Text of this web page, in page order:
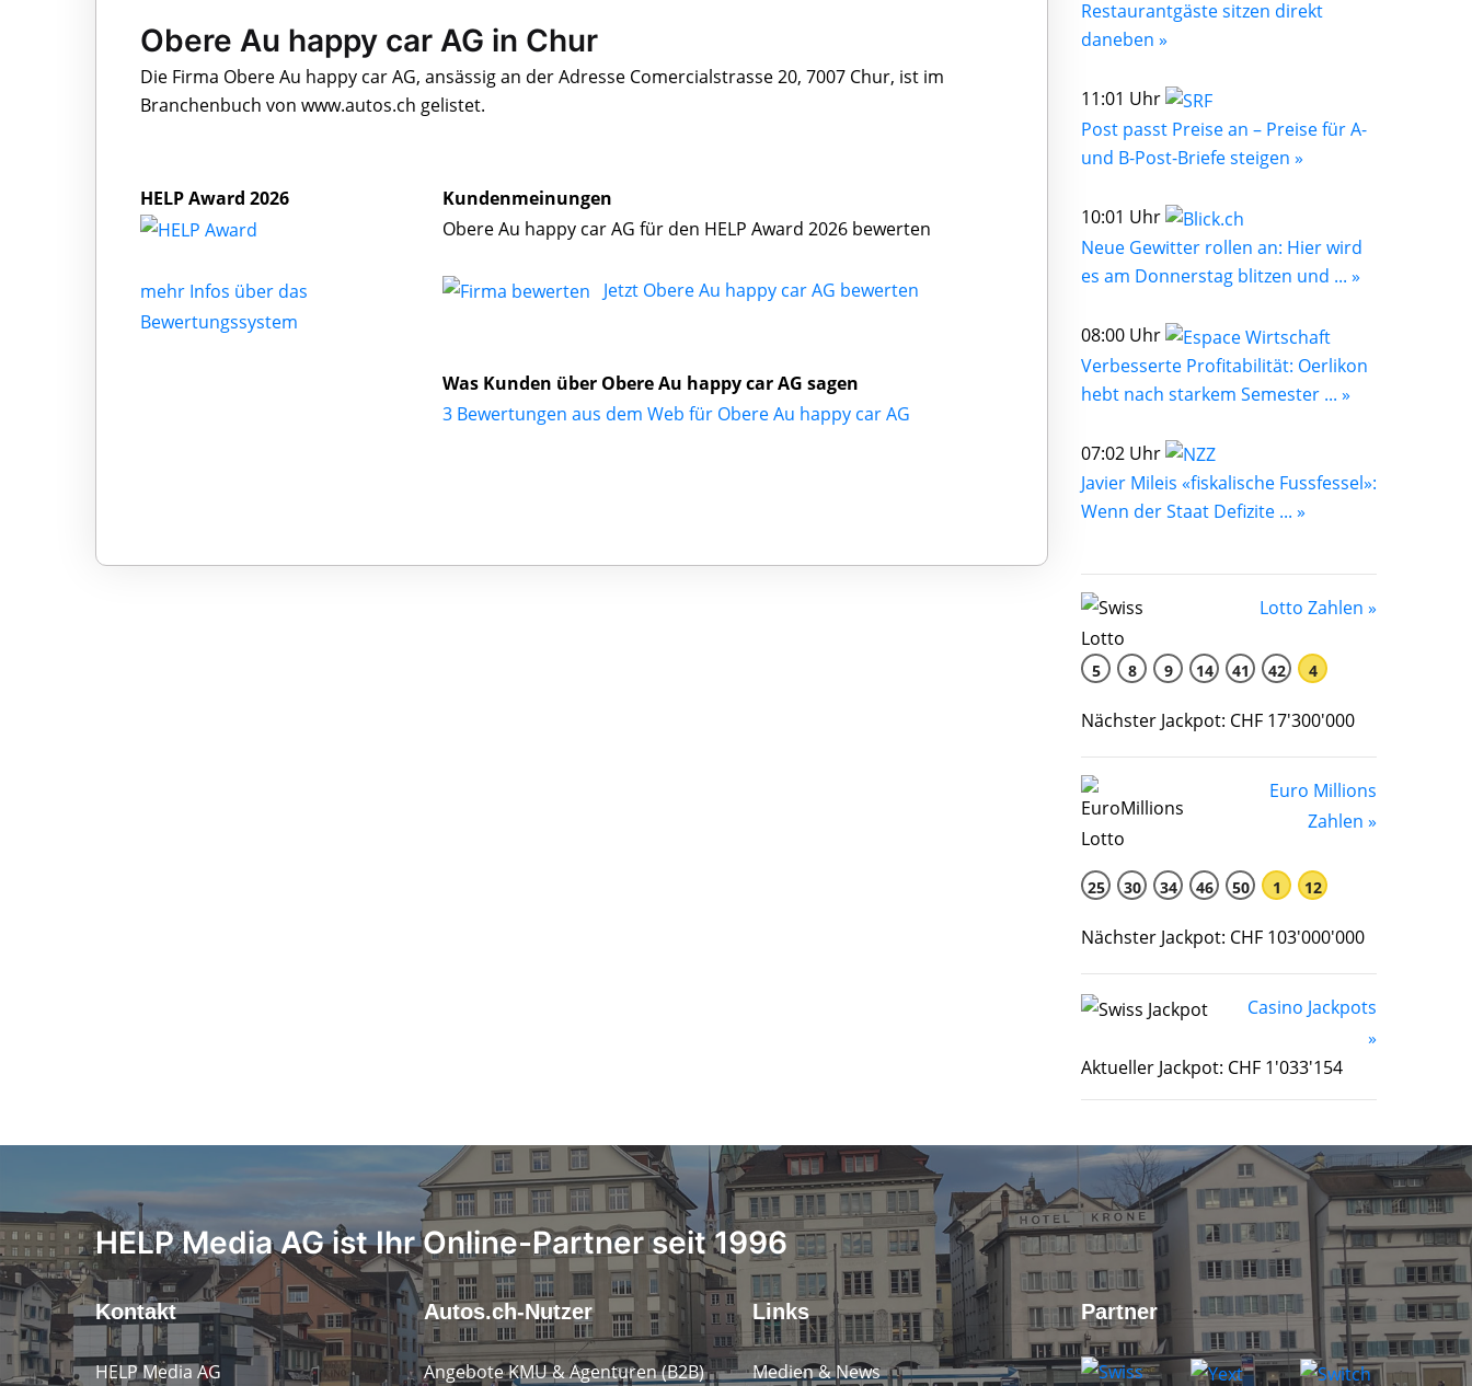
Obere Au happy car AG in Chur
Die Firma Obere Au happy car AG, ansässig an der Adresse Comercialstrasse 20, 7007 Chur, ist im
Branchenbuch von www.autos.ch gelistet.
HELP Award 2026
mehr Infos über das
Bewertungssystem
Kundenmeinungen
Obere Au happy car AG für den HELP Award 2026 bewerten
Jetzt Obere Au happy car AG bewerten
Was Kunden über Obere Au happy car AG sagen
3 Bewertungen aus dem Web für Obere Au happy car AG
Restaurantgäste sitzen direkt
daneben »
11:01 Uhr
Post passt Preise an – Preise für A-
und B-Post-Briefe steigen »
10:01 Uhr
Neue Gewitter rollen an: Hier wird
es am Donnerstag blitzen und ... »
08:00 Uhr
Verbesserte Profitabilität: Oerlikon
hebt nach starkem Semester ... »
07:02 Uhr
Javier Mileis «fiskalische Fussfessel»:
Wenn der Staat Defizite ... »
Lotto Zahlen »
5 8 9 14 41 42 4
Nächster Jackpot: CHF 17'300'000
Euro Millions
Zahlen »
25 30 34 46 50 1 12
Nächster Jackpot: CHF 103'000'000
Casino Jackpots
»
Aktueller Jackpot: CHF 1'033'154
HELP Media AG ist Ihr Online-Partner seit 1996
Kontakt
HELP Media AG
Autos.ch-Nutzer
Angebote KMU & Agenturen (B2B)
Links
Medien & News
Partner